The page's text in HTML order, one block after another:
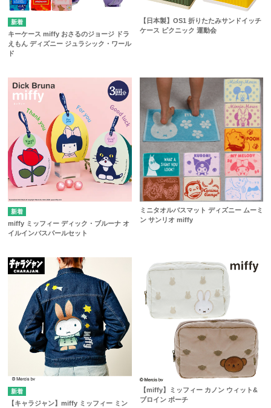
キーケース miffy おさるのジョージ ドラ
えもん ディズニー ジュラシック・ワール
ド
【日本製】OS1 折りたたみサンドイッチ
ケース ピクニック 運動会
miffy ミッフィー ディック・ブルーナ オ
イルインバスパールセット
ミニタオルバスマット ディズニー ムーミ
ン サンリオ miffy
【キャラジャン】miffy ミッフィー ミン
【miffy】ミッフィー カノン ウィット&
ブロイン ポーチ